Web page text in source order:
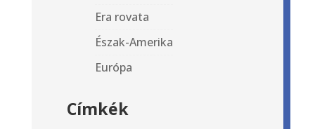
Era rovata
Észak-Amerika
Európa
Címkék